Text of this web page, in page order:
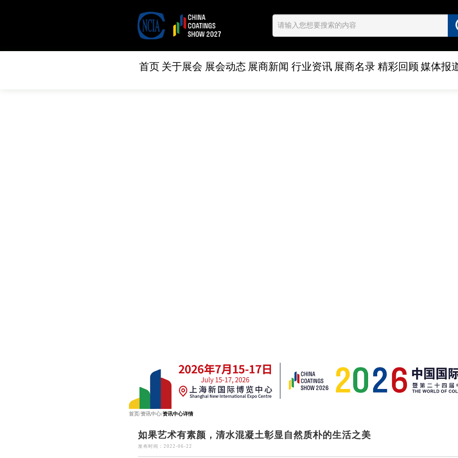
首页 关于展会 展会动态 展商新闻 行业资讯 展商名录 精彩回顾 媒体报
首页/资讯中心/资讯中心详情
如果艺术有素颜，清水混凝土彰显自然质朴的生活之美
发布时间：2022-06-22